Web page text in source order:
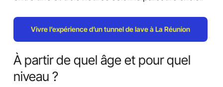
Vivre l’expérience d’un tunnel de lave à La Réunion
À partir de quel âge et pour quel
niveau ?